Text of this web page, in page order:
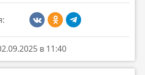
в 11:40